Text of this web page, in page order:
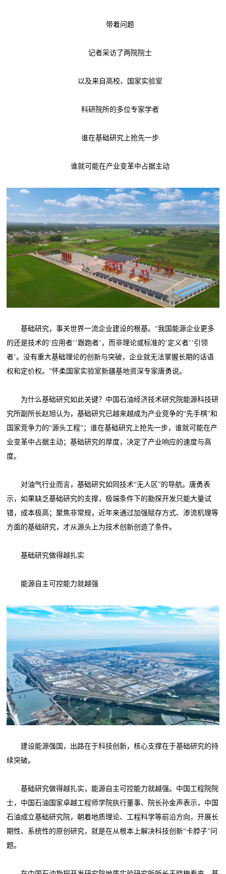
带着问题
记者采访了两院院士
以及来自高校、国家实验室
科研院所的多位专家学者
谁在基础研究上抢先一步
谁就可能在产业变革中占据主动
基础研究，事关世界一流企业建设的根基。“我国能源企业更多
的还是技术的‘应用者’‘跟跑者’，而非理论或标准的‘定义者’‘引领
者’。没有重大基础理论的创新与突破，企业就无法掌握长期的话语
权和定价权。”怀柔国家实验室新疆基地资深专家唐勇说。
为什么基础研究如此关键？中国石油经济技术研究院能源科技研
究所副所长赵旭认为，基础研究已越来越成为产业竞争的“先手棋”和
国家竞争力的“源头工程”；谁在基础研究上抢先一步，谁就可能在产
业变革中占据主动；基础研究的厚度，决定了产业响应的速度与高
度。
对油气行业而言，基础研究如同技术“无人区”的导航。唐勇表
示，如果缺乏基础研究的支撑，极端条件下的勘探开发只能大量试
错，成本极高；聚焦非常规，近年来通过加强赋存方式、渗流机理等
方面的基础研究，才从源头上为技术创新创造了条件。
基础研究做得越扎实
能源自主可控能力就越强
建设能源强国，出路在于科技创新，核心支撑在于基础研究的持
续突破。
基础研究做得越扎实，能源自主可控能力就越强。中国工程院院
士，中国石油国家卓越工程师学院执行董事、院长孙金声表示，中国
石油成立基础研究院，朝着地质理论、工程科学等前沿方向，开展长
期性、系统性的原创研究，就是在从根本上解决科技创新“卡脖子”问
题。